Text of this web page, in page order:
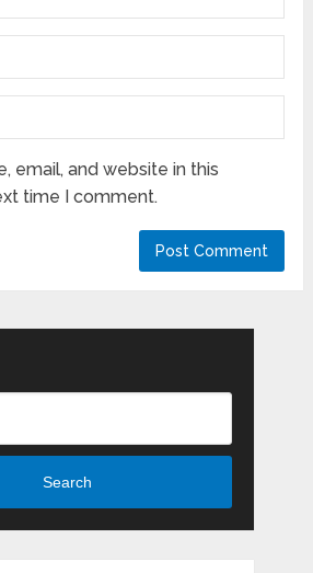
email, and website in this
time I comment.
Search